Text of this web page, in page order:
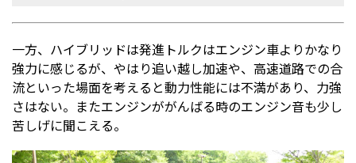
一方、ハイブリッドは発進トルクはエンジン車よりかなり
強力に感じるが、やはり追い越し加速や、高速道路での合
流といった場面を考えると動力性能には不満があり、力強
さはない。またエンジンががんばる時のエンジン音も少し
苦しげに聞こえる。